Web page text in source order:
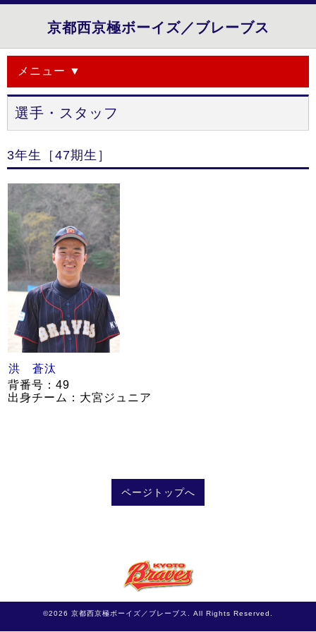
京都西京極ボーイズ／ブレーブス
メニュー ▼
選手・スタッフ
3年生［47期生］
洪 蒼汰
背番号：49
出身チーム：大宮ジュニア
ページトップへ
©2026 京都西京極ボーイズ／ブレーブス . All Rights Reserved.